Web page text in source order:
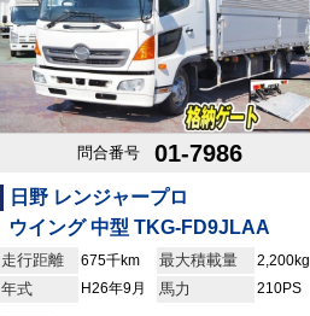
問合番号 01-7986
日野 レンジャープロ
ウイング 中型 TKG-FD9JLAA
走行距離 675千km 最大積載量 2,200kg
年式 H26年9月 馬力 210PS